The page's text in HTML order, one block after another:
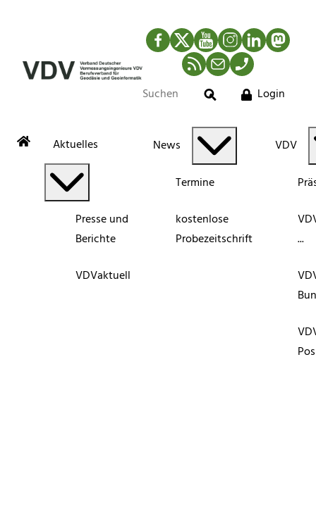
Facebook
TwitterYouTubeInstagram
LinkedIn
RSS-Newsfeed
MailTelefon
Suche
Login
Aktuelles
Presse und
Berichte
VDVaktuell
News
Termine
kostenlose
Probezeitschrift
VDV
...